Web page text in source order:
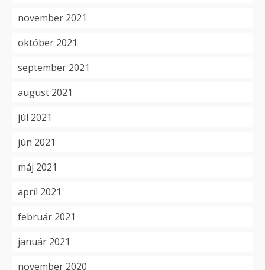
november 2021
október 2021
september 2021
august 2021
júl 2021
jún 2021
máj 2021
apríl 2021
február 2021
január 2021
november 2020